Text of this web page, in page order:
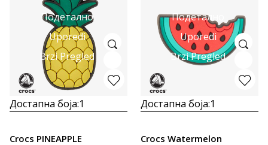
Подетално
Uporedi
Brzi Pregled
Достапна боја:1
Crocs PINEAPPLE
Подетално
Uporedi
Brzi Pregled
Достапна боја:1
Crocs Watermelon